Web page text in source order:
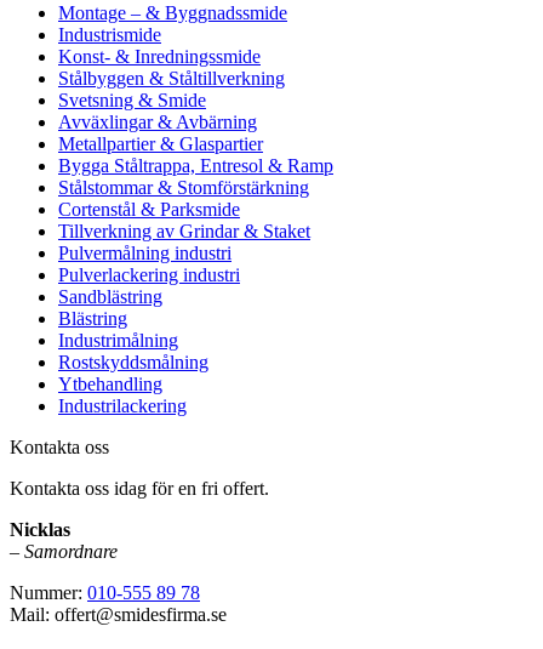
Montage – & Byggnadssmide
Industrismide
Konst- & Inredningssmide
Stålbyggen & Ståltillverkning
Svetsning & Smide
Avväxlingar & Avbärning
Metallpartier & Glaspartier
Bygga Ståltrappa, Entresol & Ramp
Stålstommar & Stomförstärkning
Cortenstål & Parksmide
Tillverkning av Grindar & Staket
Pulvermålning industri
Pulverlackering industri
Sandblästring
Blästring
Industrimålning
Rostskyddsmålning
Ytbehandling
Industrilackering
Kontakta oss
Kontakta oss idag för en fri offert.
Nicklas
– Samordnare
Nummer: 010-555 89 78
Mail: offert@smidesfirma.se